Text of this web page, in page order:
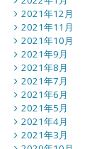
2021年12月
2021年11月
2021年10月
2021年9月
2021年8月
2021年7月
2021年6月
2021年5月
2021年4月
2021年3月